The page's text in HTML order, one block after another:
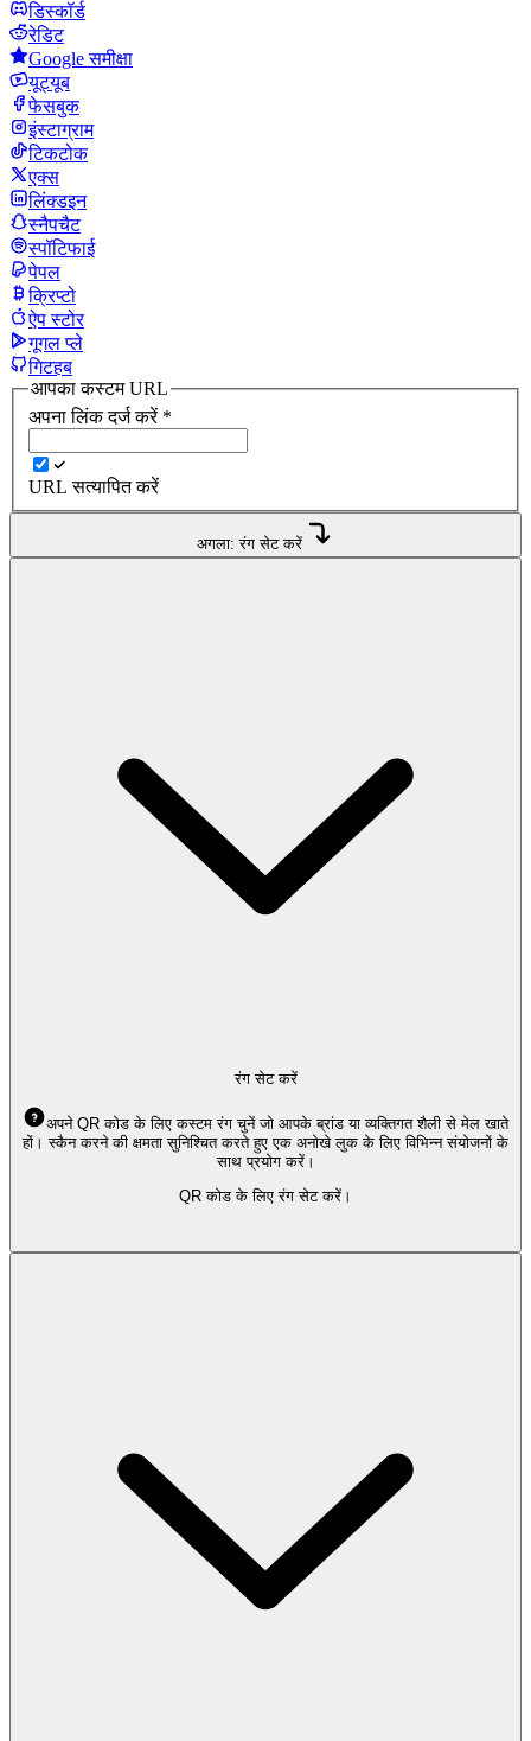
डिस्कॉर्ड
रेडिट
Google समीक्षा
यूट्यूब
फेसबुक
इंस्टाग्राम
टिकटोक
एक्स
लिंक्डइन
स्नैपचैट
स्पॉटिफाई
पेपल
क्रिप्टो
ऐप स्टोर
गूगल प्ले
गिटहब
आपका कस्टम URL
अपना लिंक दर्ज करें*
URL सत्यापित करें
अगला: रंग सेट करें
रंग सेट करें
अपने QR कोड के लिए कस्टम रंग चुनें जो आपके ब्रांड या व्यक्तिगत शैली से मेल खाते
हों। स्कैन करने की क्षमता सुनिश्चित करते हुए एक अनोखे लुक के लिए विभिन्न संयोजनों के
साथ प्रयोग करें।
QR कोड के लिए रंग सेट करें।